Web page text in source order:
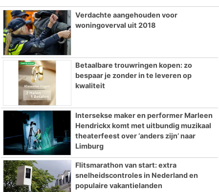
Verdachte aangehouden voor
woningoverval uit 2018
Betaalbare trouwringen kopen: zo
bespaar je zonder in te leveren op
kwaliteit
Intersekse maker en performer Marleen
Hendrickx komt met uitbundig muzikaal
theaterfeest over ‘anders zijn’ naar
Limburg
Flitsmarathon van start: extra
snelheidscontroles in Nederland en
populaire vakantielanden